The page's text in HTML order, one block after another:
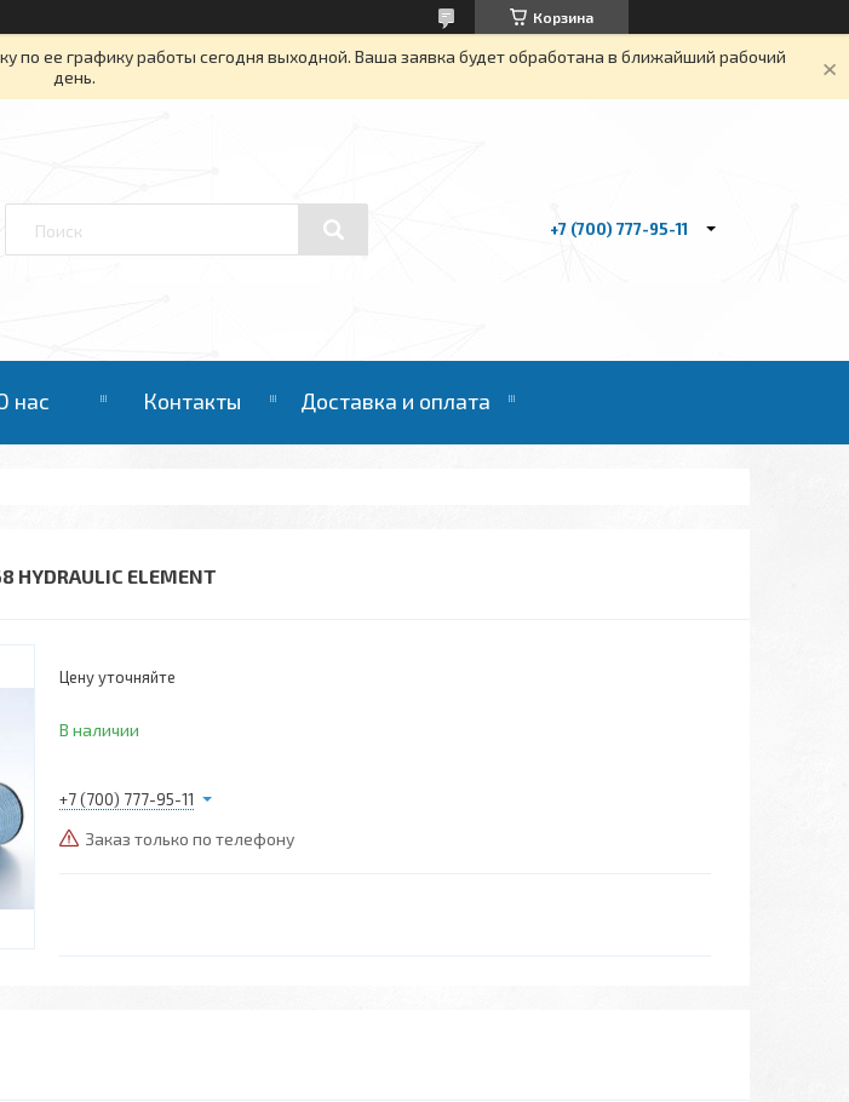
Корзина
по ее графику работы сегодня выходной. Ваша заявка будет обработана в ближайший рабочий
день.
+7 (700) 777-95-11
нас Контакты Доставка и оплата
HYDRAULIC ELEMENT
Цену уточняйте
В наличии
+7 (700) 777-95-11
Заказ только по телефону